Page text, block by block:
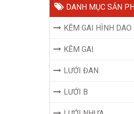
DANH MỤC SẢN
KẼM GAI HÌNH DAO
KẼM GAI
LƯỚI ĐAN
LƯỚI B